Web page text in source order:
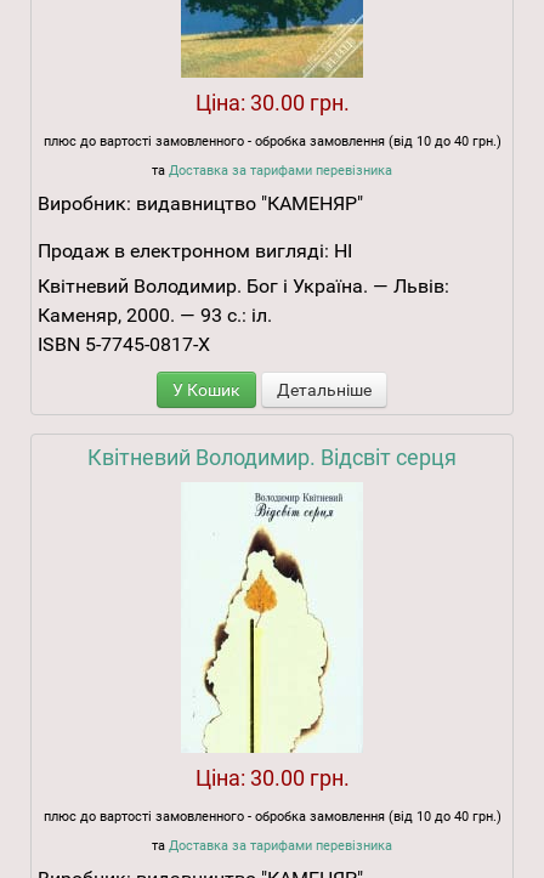
Ціна: 30.00 грн.
плюс до вартості замовленного - обробка замовлення (від 10 до 40 грн.)
та Доставка за тарифами перевізника
Виробник: видавництво "КАМЕНЯР"
Продаж в електронном вигляді: НІ
Квітневий Володимир. Бог і Україна. — Львів:
Каменяр, 2000. — 93 с.: іл.
ISBN 5-7745-0817-Х
У Кошик Детальніше
Квітневий Володимир. Відсвіт серця
Ціна: 30.00 грн.
плюс до вартості замовленного - обробка замовлення (від 10 до 40 грн.)
та Доставка за тарифами перевізника